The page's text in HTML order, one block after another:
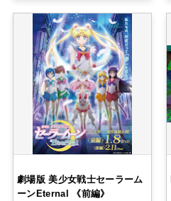
劇場版 美少女戦士セーラーム
ーンEternal 《前編》